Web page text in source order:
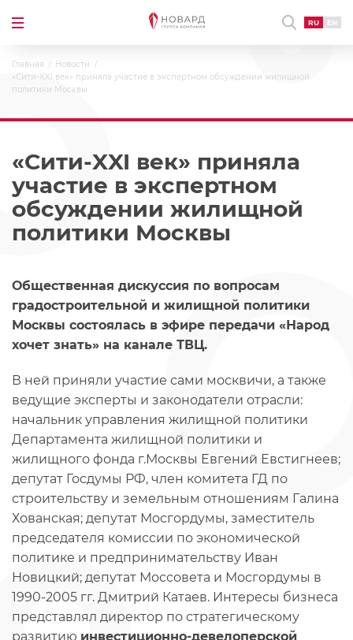
RU EN
Главная
Новости
«Сити-XXI век» приняла участие в экспертном обсуждении жилищной
политики Москвы
«Сити-XXI век» приняла
участие в экспертном
обсуждении жилищной
политики Москвы
Общественная дискуссия по вопросам
градостроительной и жилищной политики
Москвы состоялась в эфире передачи «Народ
хочет знать» на канале ТВЦ.
В ней приняли участие сами москвичи, а также
ведущие эксперты и законодатели отрасли:
начальник управления жилищной политики
Департамента жилищной политики и
жилищного фонда г.Москвы Евгений Евстигнеев;
депутат Госдумы РФ, член комитета ГД по
строительству и земельным отношениям Галина
Хованская; депутат Мосгордумы, заместитель
председателя комиссии по экономической
политике и предпринимательству Иван
Новицкий; депутат Моссовета и Мосгордумы в
1990-2005 гг. Дмитрий Катаев. Интересы бизнеса
представлял директор по стратегическому
развитию инвестиционно-девелоперской